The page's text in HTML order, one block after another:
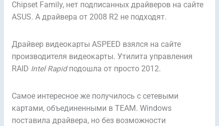
Chipset Family, нет подписанных драйверов на сайте
ASUS. А драйвера от 2008 R2 не подходят.
Драйвер видеокарты ASPEED взялся на сайте
производителя видеокарты. Утилита управления
RAID Intel Rapidподошла от просто 2012.
Самое интересное же получилось с сетевыми
картами, объединенными в TEAM. Windows
поставила драйвера, но без возможности